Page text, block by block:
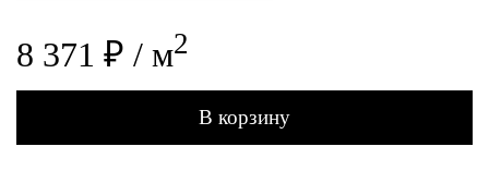
8 371 ₽ / м2
В корзину